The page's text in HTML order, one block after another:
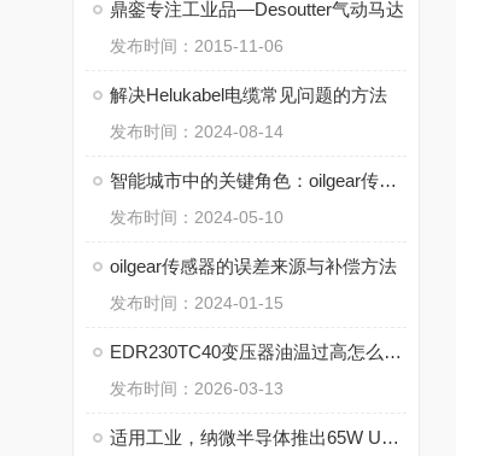
鼎銮专注工业品—Desoutter气动马达
发布时间：2015-11-06
解决Helukabel电缆常见问题的方法
发布时间：2024-08-14
智能城市中的关键角色：oilgear传感器的作用和应用
发布时间：2024-05-10
oilgear传感器的误差来源与补偿方法
发布时间：2024-01-15
EDR230TC40变压器油温过高怎么办？
发布时间：2026-03-13
适用工业，纳微半导体推出65W USB-PD的GaN功率IC